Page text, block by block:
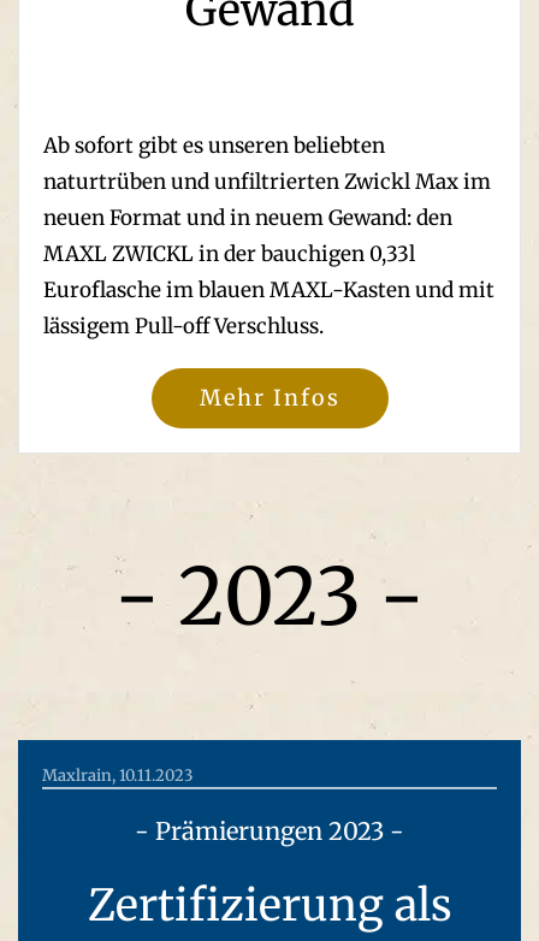
Ab sofort gibt es unseren beliebten
naturtrüben und unfiltrierten Zwickl Max im
neuen Format und in neuem Gewand: den
MAXL ZWICKL in der bauchigen 0,33l
Euroflasche im blauen MAXL-Kasten und mit
lässigem Pull-off Verschluss.
Mehr Infos
- 2023 -
Maxlrain, 10.11.2023
- Prämierungen 2023 -
Zertifizierung als